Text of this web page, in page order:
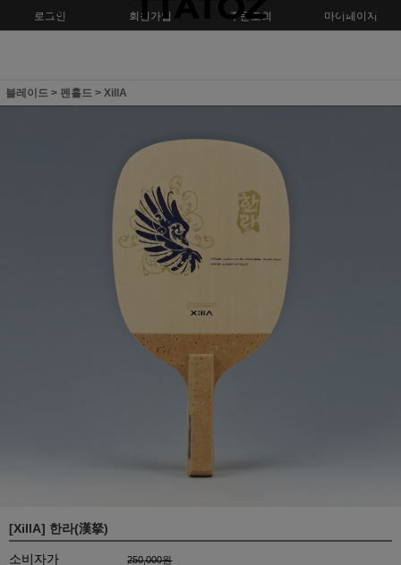
로그인 회원가입 주문조회 마이페이지
블레이드 > 펜홀드 > XillA
[XillA] 한라(漢拏)
소비자가 250,000원